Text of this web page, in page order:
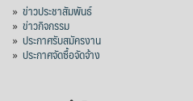
» ข่าวประชาสัมพันธ์
» ข่าวกิจกรรม
» ประกาศรับสมัครงาน
» ประกาศจัดซื้อจัดจ้าง